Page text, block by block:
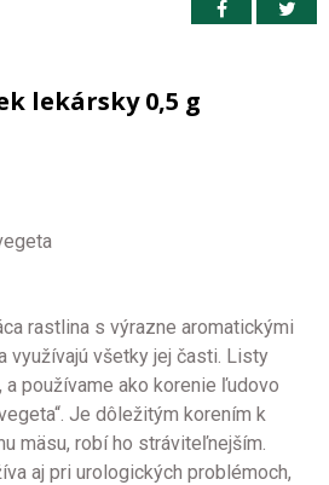
lekársky 0,5 g
rastlina s výrazne aromatickými
využívajú všetky jej časti. Listy
používame ako korenie ľudovo
Je dôležitým korením k
mäsu, robí ho stráviteľnejším.
aj pri urologických problémoch,